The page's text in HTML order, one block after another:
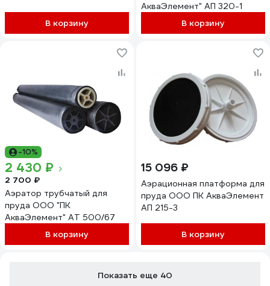
В корзину
АкваЭлемент" АП 320-1
В корзину
-10%
2 430 ₽
2 700 ₽
Аэратор трубчатый для
пруда ООО "ПК
АкваЭлемент" AT 500/67
В корзину
15 096 ₽
Аэрационная платформа для
пруда ООО ПК АкваЭлемент
АП 215-3
В корзину
Показать еще 40